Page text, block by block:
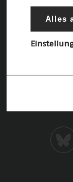
Alles